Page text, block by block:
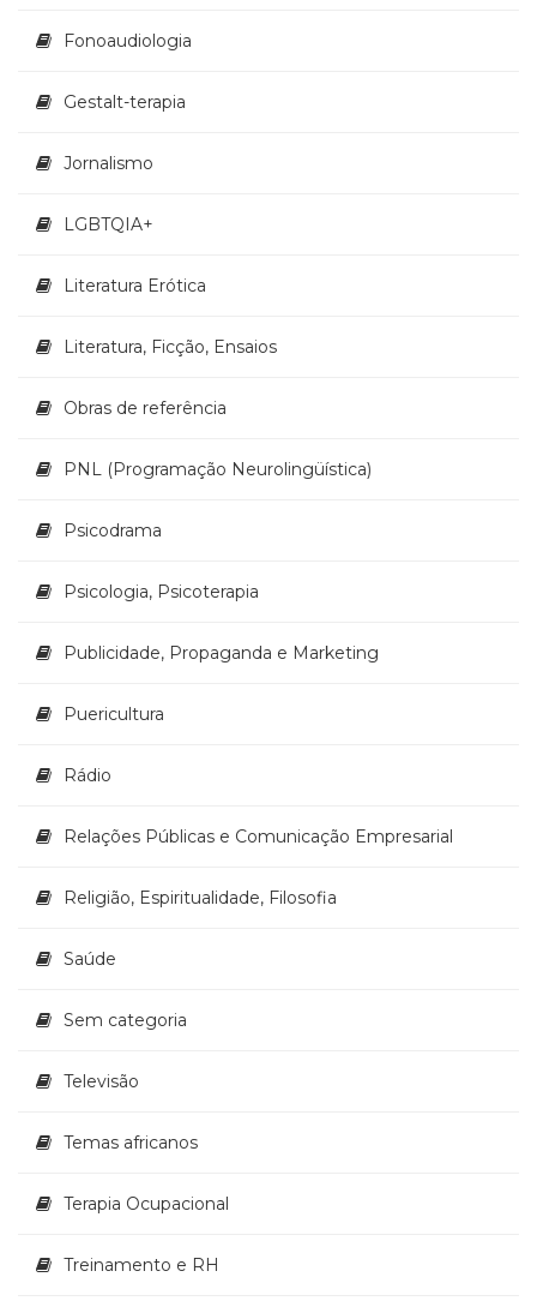
(22)
africanos
Ocupacional
Treinamento
RH
(1)
Prática
Fonoaudiologia
Gestalt-terapia
Jornalismo
LGBTQIA+
Literatura Erótica
Literatura, Ficção, Ensaios
Obras de referência
PNL (Programação Neurolingüística)
Psicodrama
Psicologia, Psicoterapia
Publicidade, Propaganda e Marketing
Puericultura
Rádio
Relações Públicas e Comunicação Empresarial
Religião, Espiritualidade, Filosofia
Saúde
Sem categoria
Televisão
Temas africanos
Terapia Ocupacional
Treinamento e RH